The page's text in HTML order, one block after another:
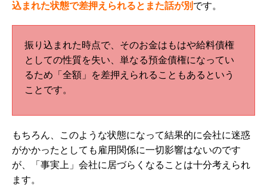
込まれた状態で差押えられるとまた話が別 です。
振り込まれた時点で、そのお金はもはや給料債権
としての性質を失い、単なる預金債権になってい
るため「全額」を差押えられることもあるという
ことです。
もちろん、このような状態になって結果的に会社に迷惑
がかかったとしても雇用関係に一切影響はないのです
が、「事実上」会社に居づらくなることは十分考えられ
ます。